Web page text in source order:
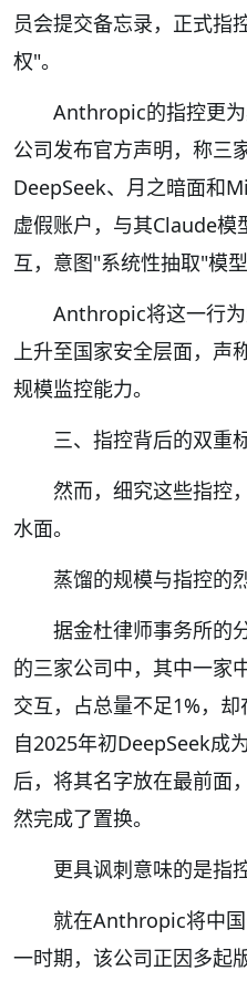
员会提交备忘录，正式指
权"。
Anthropic的指控更
公司发布官方声明，称
DeepSeek、月之暗面
虚假账户，与其Claude模
互，意图"系统性抽取"模型
Anthropic将这一行
上升至国家安全层面，声
规模监控能力。
三、指控背后的双重
然而，细究这些指控
水面。
蒸馏的规模与指控的
据金杜律师事务所的
的三家公司中，其中一家
交互，占总量不足1%，却
自2025年初DeepSeek成
后，将其名字放在最前面
然完成了置换。
更具讽刺意味的是指
就在Anthropic将中
一时期，该公司正因多起